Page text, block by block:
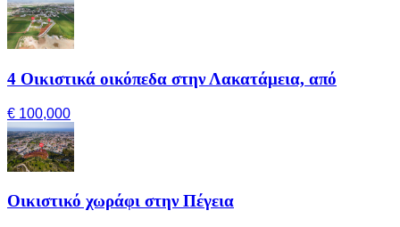
4 Οικιστικά οικόπεδα στην Λακατάμεια, από
€ 100,000
Οικιστικό χωράφι στην Πέγεια